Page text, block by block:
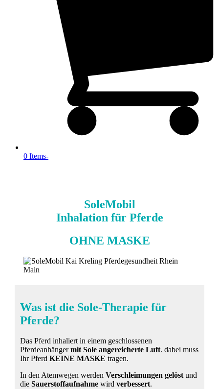
0 Items-
SoleMobil
Inhalation für Pferde
OHNE MASKE
Was ist die Sole-Therapie für
Pferde?
Das Pferd inhaliert in einem geschlossenen
Pferdeanhängermit Sole angereicherte Luft. dabei muss
Ihr Pferd KEINE MASKE tragen.
In den Atemwegen werdenVerschleimungen gelöst und
dieSauerstoffaufnahme wirdverbessert.